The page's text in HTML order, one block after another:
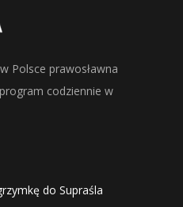
Polsce prawosławna
codziennie w
do Supraśla